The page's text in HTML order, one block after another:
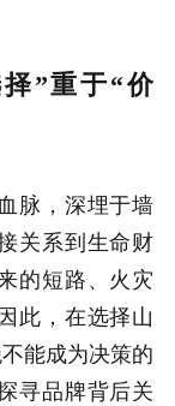
”重于“价
脉，深埋于墙
关系到生命财
的短路、火灾
此，在选择山
能成为决策的
寻品牌背后关